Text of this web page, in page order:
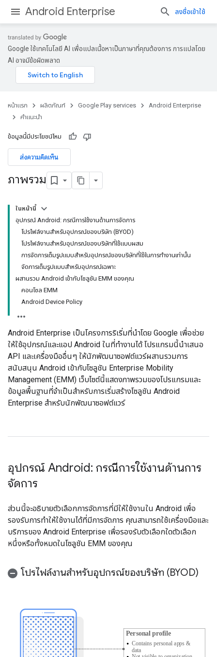
Android Enterprise ลงชื่อเข้าใช้
Google ใช้เทคโนโลยี AI เพื่อแปลเนื้อหาเป็นภาษาที่คุณต้องการ การแปลโดย
AI อาจมีข้อผิดพลาด
หน้าแรก ผลิตภัณฑ์ Google Play services
Android Enterprise
คำแนะนำ
ข้อมูลนี้มีประโยชน์ไหม
ส่งความคิดเห็น
ภาพรวม
ในหน้านี้
อุปกรณ์ Android: กรณีการใช้งานด้านการจัดการ
โปรไฟล์งานสำหรับอุปกรณ์ของบริษัท (BYOD)
โปรไฟล์งานสำหรับอุปกรณ์ของบริษัทที่ใช้แบบผสม
การจัดการเต็มรูปแบบสำหรับอุปกรณ์ของบริษัทที่ใช้ในการทำงานเท่านั้น
จัดการเต็มรูปแบบสำหรับอุปกรณ์เฉพาะ
ผสานรวม Android เข้ากับโซลูชัน EMM ของคุณ
คอนโซล EMM
Android Device Policy
Android Enterprise เป็นโครงการริเริ่มที่นำโดย Google เพื่อช่วย
ให้ใช้อุปกรณ์และแอป Android ในที่ทำงานได้ โปรแกรมนี้นำเสนอ
API และเครื่องมืออื่นๆ ให้นักพัฒนาซอฟต์แวร์ผสานรวมการ
สนับสนุน Android เข้ากับโซลูชัน Enterprise Mobility
Management (EMM) เว็บไซต์นี้แสดงภาพรวมของโปรแกรมและ
ข้อมูลพื้นฐานที่จำเป็นสำหรับการเริ่มสร้างโซลูชัน Android
Enterprise สำหรับนักพัฒนาซอฟต์แวร์
อุปกรณ์ Android: กรณีการใช้งานด้านการ
จัดการ
ส่วนนี้จะอธิบายตัวเลือกการจัดการที่มีให้ใช้งานใน Android เพื่อ
รองรับการทำให้ใช้งานได้ที่มีการจัดการ คุณสามารถใช้เครื่องมือและ
บริการของ Android Enterprise เพื่อรองรับตัวเลือกใดตัวเลือก
หนึ่งหรือทั้งหมดในโซลูชัน EMM ของคุณ
โปรไฟล์งานสำหรับอุปกรณ์ของบริษัท (BYOD)